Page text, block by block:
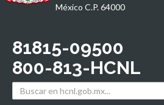
México C.P. 64000
81815-09500
800-813-HCNL